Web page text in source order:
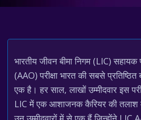
भारतीय जीवन बीमा निगम (LIC)
(AAO) परीक्षा भारत की सबसे प्रतिष्ठित
एक है। हर साल, लाखों उम्मीदवार इस
LIC में एक आशाजनक कैरियर की तलाश